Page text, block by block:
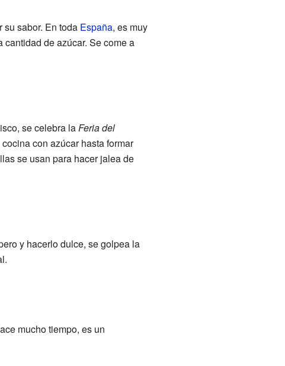
su sabor. En toda España, es muy
de azúcar. Se come a
se celebra laFeria del
con azúcar hasta formar
se usan para hacer jalea de
y hacerlo dulce, se golpea la
mucho tiempo, es un